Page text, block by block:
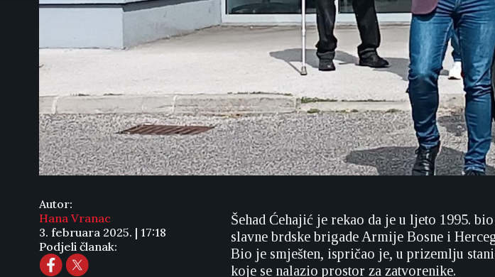
Autor:
Hana Vranac
3. februara 2025. | 17:18
Podjeli članak:
Šehad Ćehajić je rekao da je u ljeto 1995.
slavne brdske brigade Armije Bosne i
Bio je smješten, ispričao je, u prizemlju
koje se nalazio prostor za zatvorenike.